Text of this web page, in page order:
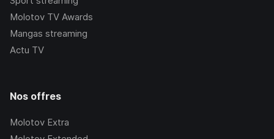
Molotov TV Awards
Mangas streaming
Actu TV
Nos offres
Molotov Extra